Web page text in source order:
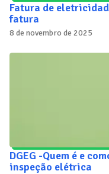
Fatura de
fatura
8 de novembro de 2025
DGEG -Quem é e
inspeção elétrica